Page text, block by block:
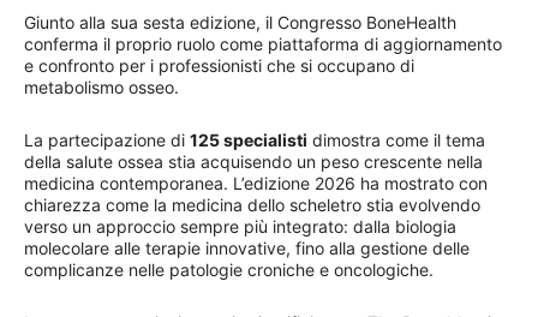
Giunto alla sua sesta edizione, il Congresso BoneHealth
conferma il proprio ruolo come piattaforma di aggiornamento
e confronto per i professionisti che si occupano di
metabolismo osseo.
La partecipazione di 125 specialisti dimostra come il tema
della salute ossea stia acquisendo un peso crescente nella
medicina contemporanea. L’edizione 2026 ha mostrato con
chiarezza come la medicina dello scheletro stia evolvendo
verso un approccio sempre più integrato: dalla biologia
molecolare alle terapie innovative, fino alla gestione delle
complicanze nelle patologie croniche e oncologiche.